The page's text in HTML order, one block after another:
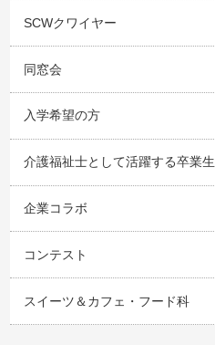
SCWクワイヤー
同窓会
入学希望の方
介護福祉士として活躍する卒業生
企業コラボ
コンテスト
スイーツ＆カフェ・フード科